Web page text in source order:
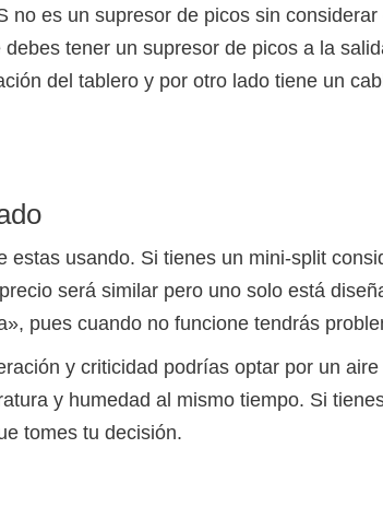
no es un supresor de picos sin
tener un supresor de picos a la
del tablero y por otro lado tiene un
estas usando. Si tienes un mini-split
será similar pero uno solo está
pues cuando no funcione tendrás
y criticidad podrías optar por un
y humedad al mismo tiempo. Si
tomes tu decisión.